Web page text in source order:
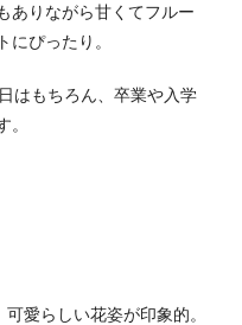
ありながら甘くてフルー
にぴったり。
はもちろん、卒業や入学
愛らしい花姿が印象的。